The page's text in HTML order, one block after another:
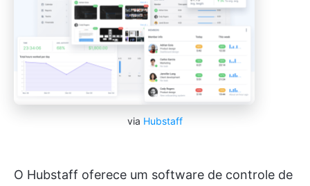
via Hubstaff
O Hubstaff oferece um software de controle de